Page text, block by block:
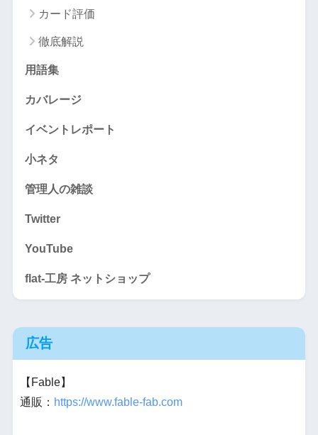
カード評価
徹底解説
用語集
カバレージ
イベントレポート
小ネタ
管理人の雑談
Twitter
YouTube
flat-工房 ネットショップ
広告
【Fable】
通販： https://www.fable-fab.com